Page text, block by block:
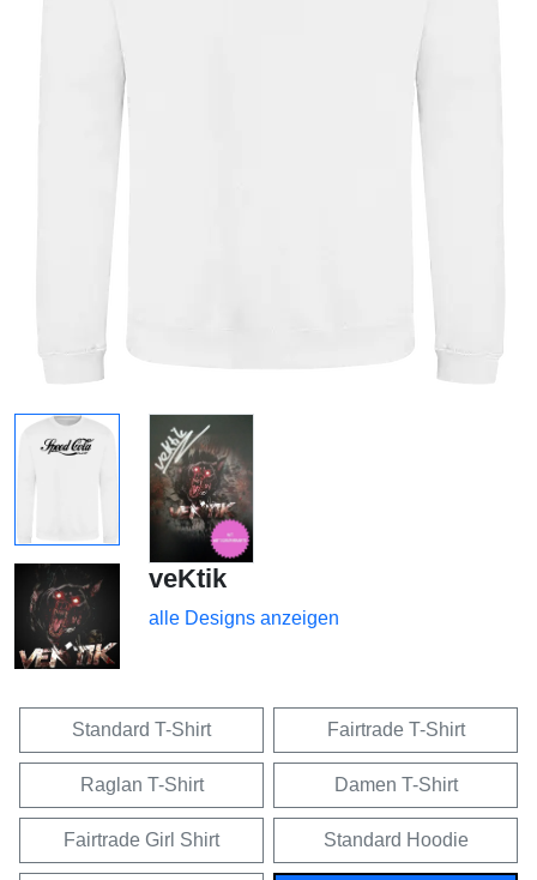
veKtik
alle Designs anzeigen
Standard T-Shirt Fairtrade T-Shirt
Raglan T-Shirt Damen T-Shirt
Fairtrade Girl Shirt Standard Hoodie